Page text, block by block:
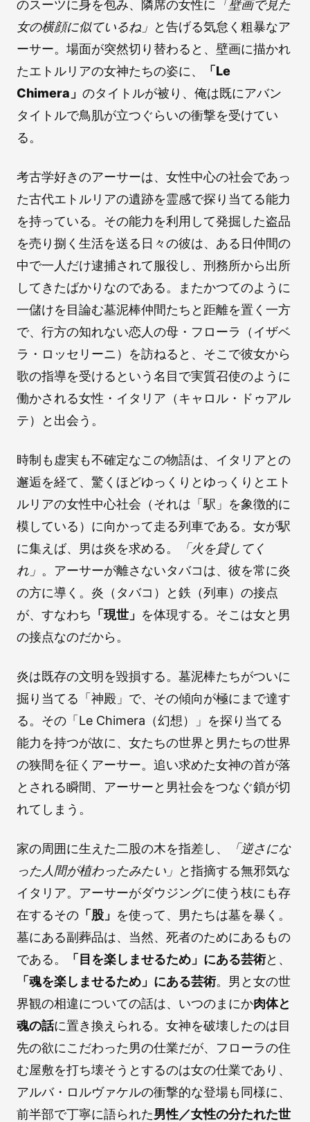
のスーツに身を包み、隣席の女性に 「壁画で見た
女の横顔に似ているね」 と告げる気怠く粗暴なア
ーサー。場面が突然切り替わると、壁画に描かれ
たエトルリアの女神たちの姿に、
「Le
Chimera」 のタイトルが被り、俺は既にアバン
タイトルで鳥肌が立つぐらいの衝撃を受けてい
る。
考古学好きのアーサーは、女性中心の社会であっ
た古代エトルリアの遺跡を霊感で探り当てる能力
を持っている。その能力を利用して発掘した盗品
を売り捌く生活を送る日々の彼は、ある日仲間の
中で一人だけ逮捕されて服役し、刑務所から出所
してきたばかりなのである。またかつてのように
一儲けを目論む墓泥棒仲間たちと距離を置く一方
で、行方の知れない恋人の母・フローラ（イザベ
ラ・ロッセリーニ）を訪ねると、そこで彼女から
歌の指導を受けるという名目で実質召使のように
働かされる女性・イタリア（キャロル・ドゥアル
テ）と出会う。
時制も虚実も不確定なこの物語は、イタリアとの
邂逅を経て、驚くほどゆっくりとゆっくりとエト
ルリアの女性中心社会（それは「駅」を象徴的に
模している）に向かって走る列車である。女が駅
に集えば、男は炎を求める。
「火を貸してく
れ」 。アーサーが離さないタバコは、彼を常に炎
の方に導く。炎（タバコ）と鉄（列車）の接点
が、すなわち 「現世」 を体現する。そこは女と男
の接点なのだから。
炎は既存の文明を毀損する。墓泥棒たちがついに
掘り当てる「神殿」で、その傾向が極にまで達す
る。その「Le Chimera（幻想）」を探り当てる
能力を持つが故に、女たちの世界と男たちの世界
の狭間を征くアーサー。追い求めた女神の首が落
とされる瞬間、アーサーと男社会をつなぐ鎖が切
れてしまう。
家の周囲に生えた二股の木を指差し、
「逆さにな
った人間が植わったみたい」 と指摘する無邪気な
イタリア。アーサーがダウジングに使う枝にも存
在するその 「股」 を使って、男たちは墓を暴く。
墓にある副葬品は、当然、死者のためにあるもの
である。
「目を楽しませるため」にある芸術と、
「魂を楽しませるため」にある芸術。男と女の世
界観の相違についての話は、いつのまにか肉体と
魂の話に置き換えられる。女神を破壊したのは目
先の欲にこだわった男の仕業だが、フローラの住
む屋敷を打ち壊そうとするのは女の仕業であり、
アルバ・ロルヴァケルの衝撃的な登場も同様に、
前半部で丁寧に語られた男性／女性の分たれた世